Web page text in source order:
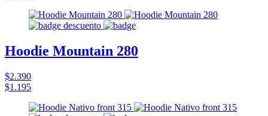
Hoodie Mountain 280
$2.390
$1.195